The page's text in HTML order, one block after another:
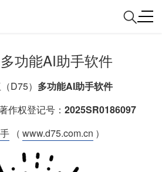
功能AI助手软件
D75） 多功能AI助手软件
作权登记号： 2025SR0186097
（ www.d75.com.cn ）